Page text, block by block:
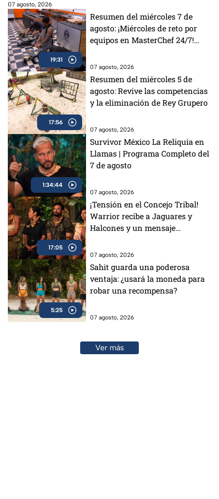
07 agosto, 2026
19:31
Resumen del miércoles 7 de
agosto: ¡Miércoles de reto por
equipos en MasterChef 24/7!
desafíos del día
07 agosto, 2026
17:56
Resumen del miércoles 5 de
agosto: Revive las competencias
y la eliminación de Rey Grupero
07 agosto, 2026
1:34:44
Survivor México La Reliquia en
Llamas | Programa Completo del
7 de agosto
07 agosto, 2026
17:05
¡Tensión en el Concejo Tribal!
Warrior recibe a Jaguares y
Halcones y un mensaje
07 agosto, 2026
5:25
Sahit guarda una poderosa
ventaja: ¿usará la moneda para
robar una recompensa?
07 agosto, 2026
Ver más